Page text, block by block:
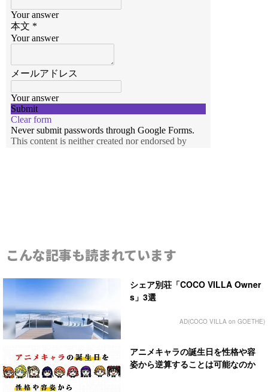
こんな記事も読まれています
シェア別荘「COCO VILLA Owner
s」3選
AD(COCO VILLA on GOETHE)
アニメキャラの誕生日を性格や容
姿から逆算することは可能なのか